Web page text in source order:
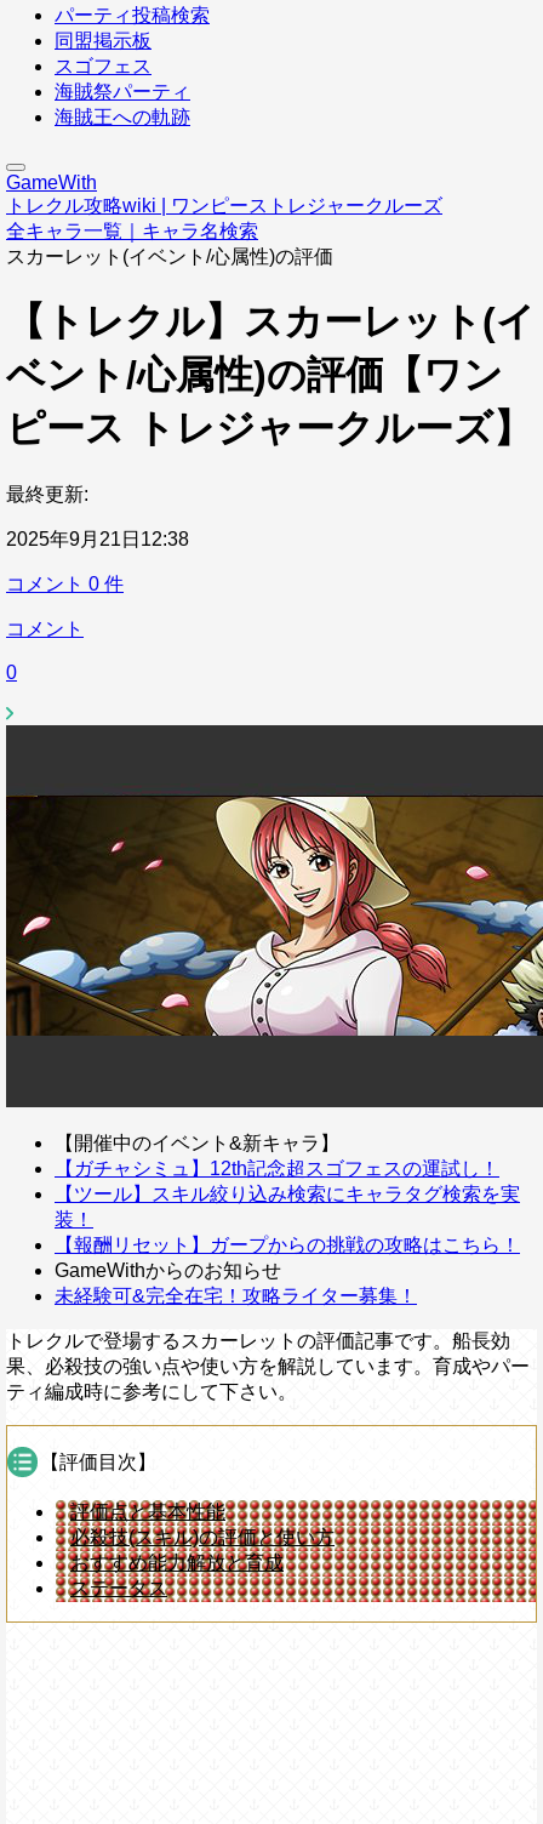
パーティ投稿検索
同盟掲示板
スゴフェス
海賊祭パーティ
海賊王への軌跡
GameWith
トレクル攻略wiki | ワンピーストレジャークルーズ
全キャラ一覧｜キャラ名検索
スカーレット(イベント/心属性)の評価
【トレクル】スカーレット(イ
ベント/心属性)の評価【ワン
ピース トレジャークルーズ】
最終更新:
2025年9月21日12:38
コメント 0 件
コメント
0
【開催中のイベント&新キャラ】
【ガチャシミュ】12th記念超スゴフェスの運試し！
【ツール】スキル絞り込み検索にキャラタグ検索を実
装！
【報酬リセット】ガープからの挑戦の攻略はこちら！
GameWithからのお知らせ
未経験可&完全在宅！攻略ライター募集！
トレクルで登場するスカーレットの評価記事です。船長効
果、必殺技の強い点や使い方を解説しています。育成やパー
ティ編成時に参考にして下さい。
【評価目次】
評価点と基本性能
必殺技(スキル)の評価と使い方
おすすめ能力解放と育成
ステータス